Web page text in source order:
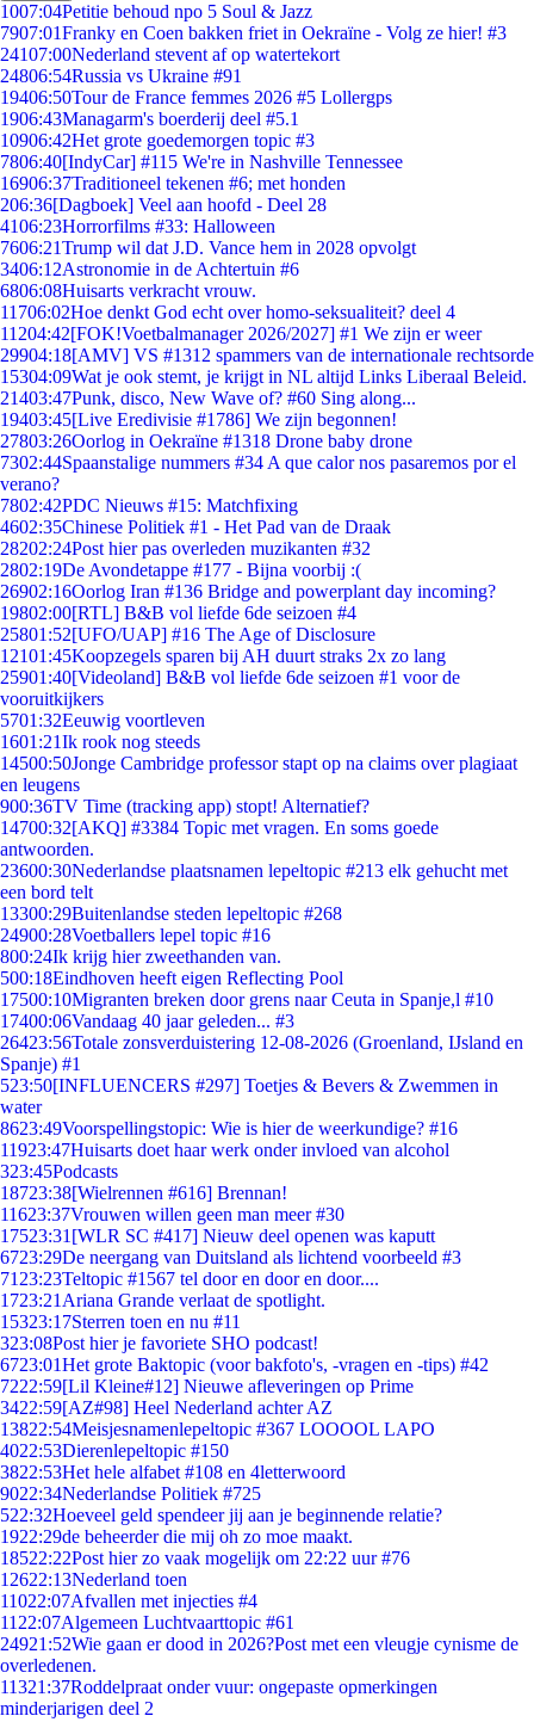
1007:04Petitie behoud npo 5 Soul & Jazz
7907:01Franky en Coen bakken friet in Oekraïne - Volg ze hier! #3
24107:00Nederland stevent af op watertekort
24806:54Russia vs Ukraine #91
19406:50Tour de France femmes 2026 #5 Lollergps
1906:43Managarm's boerderij deel #5.1
10906:42Het grote goedemorgen topic #3
7806:40[IndyCar] #115 We're in Nashville Tennessee
16906:37Traditioneel tekenen #6; met honden
206:36[Dagboek] Veel aan hoofd - Deel 28
4106:23Horrorfilms #33: Halloween
7606:21Trump wil dat J.D. Vance hem in 2028 opvolgt
3406:12Astronomie in de Achtertuin #6
6806:08Huisarts verkracht vrouw.
11706:02Hoe denkt God echt over homo-seksualiteit? deel 4
11204:42[FOK!Voetbalmanager 2026/2027] #1 We zijn er weer
29904:18[AMV] VS #1312 spammers van de internationale rechtsorde
15304:09Wat je ook stemt, je krijgt in NL altijd Links Liberaal Beleid.
21403:47Punk, disco, New Wave of? #60 Sing along...
19403:45[Live Eredivisie #1786] We zijn begonnen!
27803:26Oorlog in Oekraïne #1318 Drone baby drone
7302:44Spaanstalige nummers #34 A que calor nos pasaremos por el
verano?
7802:42PDC Nieuws #15: Matchfixing
4602:35Chinese Politiek #1 - Het Pad van de Draak
28202:24Post hier pas overleden muzikanten #32
2802:19De Avondetappe #177 - Bijna voorbij :(
26902:16Oorlog Iran #136 Bridge and powerplant day incoming?
19802:00[RTL] B&B vol liefde 6de seizoen #4
25801:52[UFO/UAP] #16 The Age of Disclosure
12101:45Koopzegels sparen bij AH duurt straks 2x zo lang
25901:40[Videoland] B&B vol liefde 6de seizoen #1 voor de
vooruitkijkers
5701:32Eeuwig voortleven
1601:21Ik rook nog steeds
14500:50Jonge Cambridge professor stapt op na claims over plagiaat
en leugens
900:36TV Time (tracking app) stopt! Alternatief?
14700:32[AKQ] #3384 Topic met vragen. En soms goede
antwoorden.
23600:30Nederlandse plaatsnamen lepeltopic #213 elk gehucht met
een bord telt
13300:29Buitenlandse steden lepeltopic #268
24900:28Voetballers lepel topic #16
800:24Ik krijg hier zweethanden van.
500:18Eindhoven heeft eigen Reflecting Pool
17500:10Migranten breken door grens naar Ceuta in Spanje,l #10
17400:06Vandaag 40 jaar geleden... #3
26423:56Totale zonsverduistering 12-08-2026 (Groenland, IJsland en
Spanje) #1
523:50[INFLUENCERS #297] Toetjes & Bevers & Zwemmen in
water
8623:49Voorspellingstopic: Wie is hier de weerkundige? #16
11923:47Huisarts doet haar werk onder invloed van alcohol
323:45Podcasts
18723:38[Wielrennen #616] Brennan!
11623:37Vrouwen willen geen man meer #30
17523:31 [WLR SC #417] Nieuw deel openen was kaputt
6723:29De neergang van Duitsland als lichtend voorbeeld #3
71 23:23Teltopic #1567 tel door en door en door....
1723:21 Ariana Grande verlaat de spotlight.
15323:17Sterren toen en nu #11
323:08Post hier je favoriete SHO podcast!
6723:01Het grote Baktopic (voor bakfoto's, -vragen en -tips) #42
7222:59[Lil Kleine#12] Nieuwe afleveringen op Prime
3422:59[AZ#98] Heel Nederland achter AZ
13822:54Meisjesnamenlepeltopic #367 LOOOOL LAPO
4022:53Dierenlepeltopic #150
3822:53Het hele alfabet #108 en 4letterwoord
9022:34Nederlandse Politiek #725
522:32Hoeveel geld spendeer jij aan je beginnende relatie?
1922:29de beheerder die mij oh zo moe maakt.
18522:22Post hier zo vaak mogelijk om 22:22 uur #76
12622:13Nederland toen
11022:07Afvallen met injecties #4
11 22:07Algemeen Luchtvaarttopic #61
24921:52Wie gaan er dood in 2026?Post met een vleugje cynisme de
overledenen.
11321:37Roddelpraat onder vuur: ongepaste opmerkingen
minderjarigen deel 2